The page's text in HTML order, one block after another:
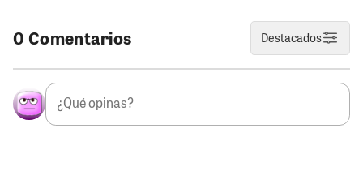
0 Comentarios Destacados